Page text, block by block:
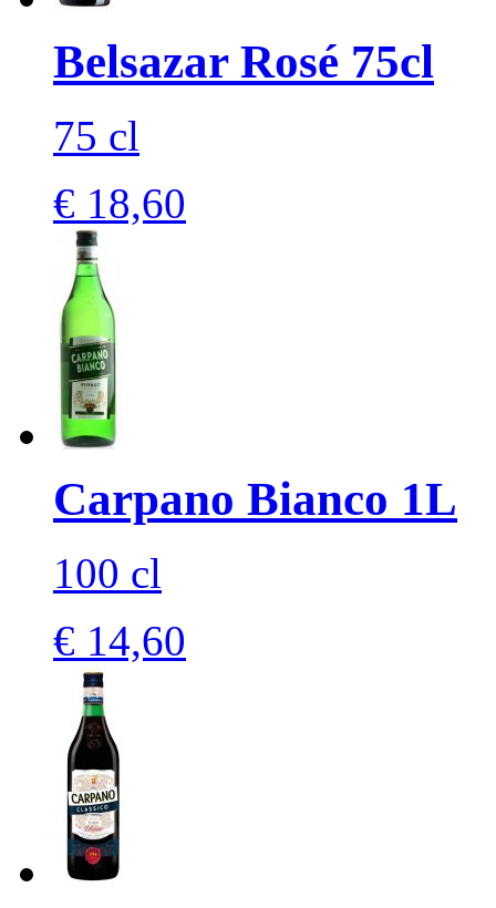
Belsazar Rosé 75cl
75 cl
€ 18,60
Carpano Bianco 1L
100 cl
€ 14,60